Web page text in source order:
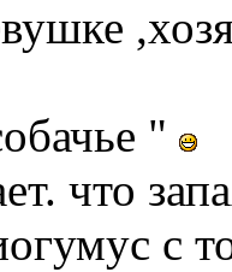
"
что
с